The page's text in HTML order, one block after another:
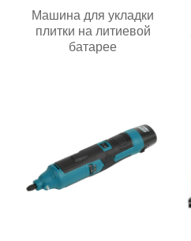
Машина для укладки
плитки на литиевой
батарее